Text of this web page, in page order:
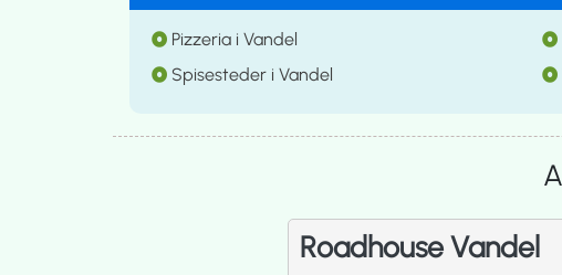
Pizzeria i Vandel
Spisesteder i Vandel
Roadhouse Vandel